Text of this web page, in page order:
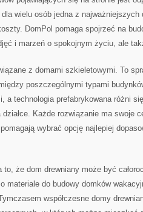
wielu osób jedna z
DomPol pomaga spojrzeć na
i marzeń o spokojnym życiu, ale
z domami szkieletowymi. To
poszczególnymi typami
a technologia prefabrykowana różni
działce. Każde rozwiązanie ma swoje
wybrać opcję najlepiej
to, że dom drewniany może być
materiale do budowy domków
współczesne domy